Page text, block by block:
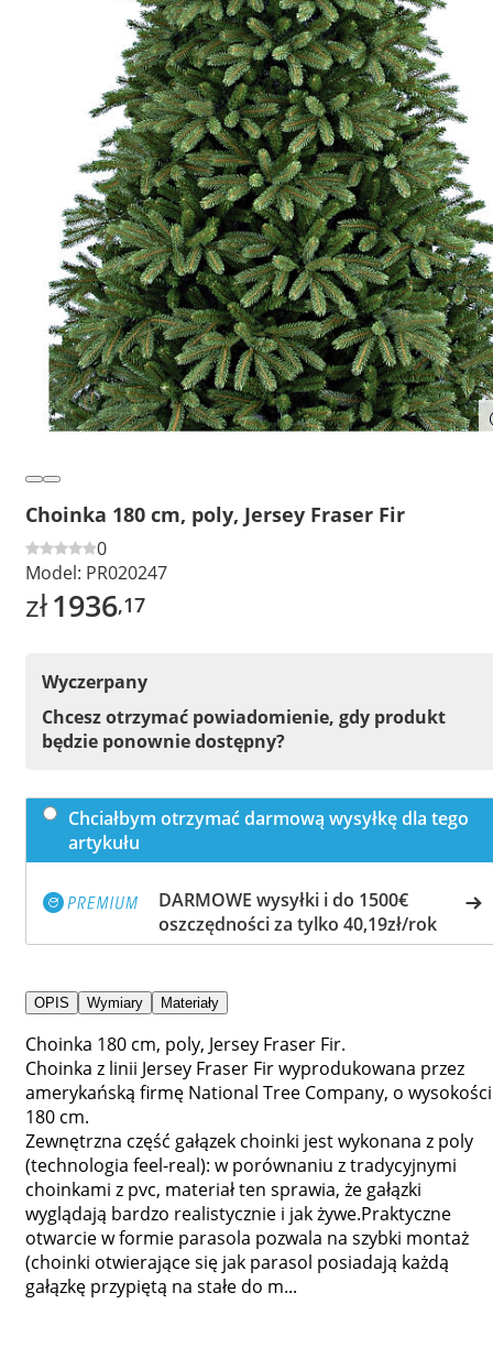
Choinka 180 cm, poly, Jersey Fraser Fir
0
Model: PR020247
zł1936,17
Wyczerpany
Chcesz otrzymać powiadomienie, gdy produkt
będzie ponownie dostępny?
Chciałbym otrzymać darmową wysyłkę dla tego
artykułu
DARMOWE wysyłki i do 1500€
oszczędności za tylko 40,19zł/rok
OPIS Wymiary Materiały
Choinka 180 cm, poly, Jersey Fraser Fir.
Choinka z linii Jersey Fraser Fir wyprodukowana przez
amerykańską firmę National Tree Company, o wysokości
180 cm.
Zewnętrzna część gałązek choinki jest wykonana z poly
(technologia feel-real): w porównaniu z tradycyjnymi
choinkami z pvc, materiał ten sprawia, że gałązki
wyglądają bardzo realistycznie i jak żywe.Praktyczne
otwarcie w formie parasola pozwala na szybki montaż
(choinki otwierające się jak parasol posiadają każdą
gałązkę przypiętą na stałe do m...